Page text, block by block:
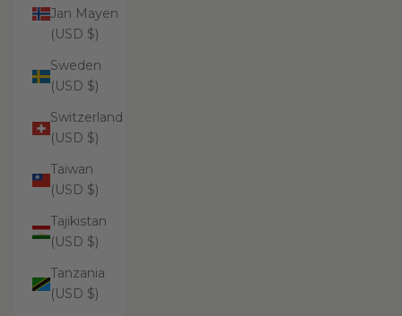
Jan Mayen
(USD $)
Sweden
(USD $)
Switzerland
(USD $)
Taiwan
(USD $)
Tajikistan
(USD $)
Tanzania
(USD $)